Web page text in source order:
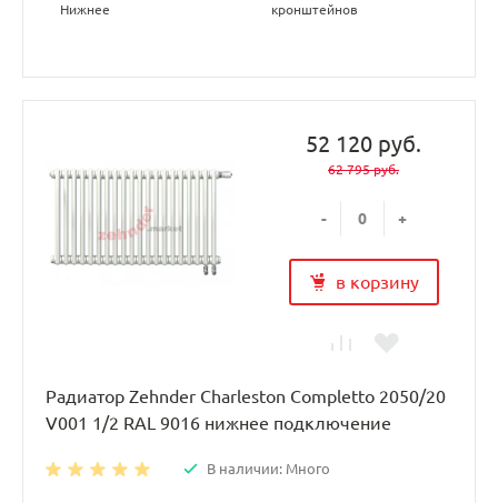
Нижнее
кронштейнов
52 120 руб.
62 795 руб.
- +
в корзину
Радиатор Zehnder Charleston Completto 2050/20
V001 1/2 RAL 9016 нижнее подключение
В наличии: Много